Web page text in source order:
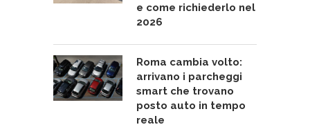
e come richiederlo nel
2026
Roma cambia volto:
arrivano i parcheggi
smart che trovano
posto auto in tempo
reale